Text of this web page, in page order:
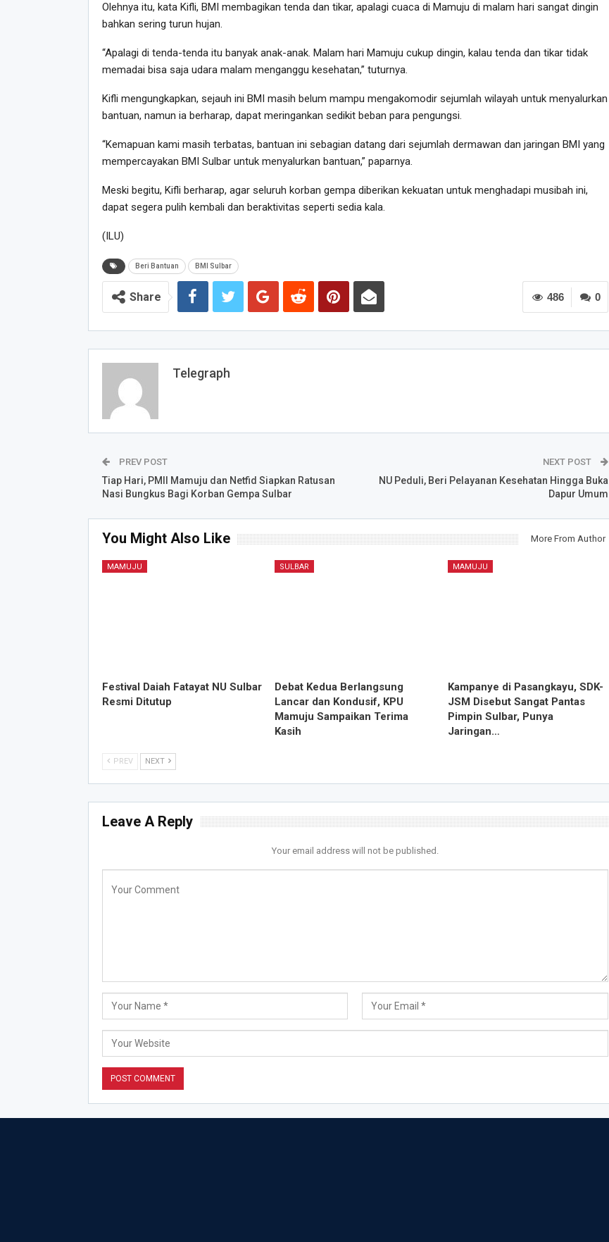
Olehnya itu, kata Kifli, BMI membagikan tenda dan tikar, apalagi cuaca di Mamuju di malam hari sangat dingin
bahkan sering turun hujan.
“Apalagi di tenda-tenda itu banyak anak-anak. Malam hari Mamuju cukup dingin, kalau tenda dan tikar tidak
memadai bisa saja udara malam menganggu kesehatan,” tuturnya.
Kifli mengungkapkan, sejauh ini BMI masih belum mampu mengakomodir sejumlah wilayah untuk menyalurkan
bantuan, namun ia berharap, dapat meringankan sedikit beban para pengungsi.
“Kemapuan kami masih terbatas, bantuan ini sebagian datang dari sejumlah dermawan dan jaringan BMI yang
mempercayakan BMI Sulbar untuk menyalurkan bantuan,” paparnya.
Meski begitu, Kifli berharap, agar seluruh korban gempa diberikan kekuatan untuk menghadapi musibah ini,
dapat segera pulih kembali dan beraktivitas seperti sedia kala.
(ILU)
Beri Bantuan BMI Sulbar
0
486
Share
Telegraph
PREV POST
Tiap Hari, PMII Mamuju dan Netfid Siapkan Ratusan
Nasi Bungkus Bagi Korban Gempa Sulbar
NEXT POST
NU Peduli, Beri Pelayanan Kesehatan Hingga Buka
Dapur Umum
You Might Also Like More From Author
MAMUJU
Festival Daiah Fatayat NU Sulbar
Resmi Ditutup
SULBAR
Debat Kedua Berlangsung
Lancar dan Kondusif, KPU
Mamuju Sampaikan Terima
Kasih
MAMUJU
Kampanye di Pasangkayu, SDK-
JSM Disebut Sangat Pantas
Pimpin Sulbar, Punya
Jaringan…
PREV NEXT
Leave A Reply
Your email address will not be published.